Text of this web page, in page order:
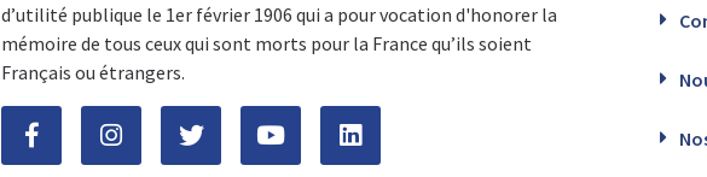
d’utilité publique le 1er février 1906 qui a pour vocation d'honorer la
mémoire de tous ceux qui sont morts pour la France qu’ils soient
Français ou étrangers.